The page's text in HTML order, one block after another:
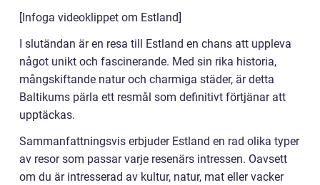
[Infoga videoklippet om Estland]
I slutändan är en resa till Estland en chans att uppleva
något unikt och fascinerande. Med sin rika historia,
mångskiftande natur och charmiga städer, är detta
Baltikums pärla ett resmål som definitivt förtjänar att
upptäckas.
Sammanfattningsvis erbjuder Estland en rad olika typer
av resor som passar varje resenärs intressen. Oavsett
om du är intresserad av kultur, natur, mat eller vacker